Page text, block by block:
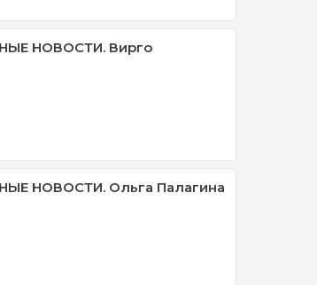
НОВОСТИ. Вирго
НОВОСТИ. Ольга Палагина